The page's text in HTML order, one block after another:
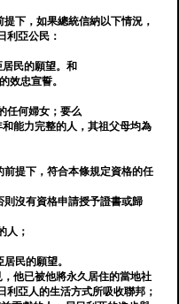
下，如果總統信納以下情況，
利亞公民：
民的願望。和
效忠宣誓。
任何婦女；要么
能力完整的人，其祖父母均為
前提下，符合本條規定資格的任
沒有資格申請授予證書或歸
人；
民的願望。
他已被他將永久居住的當地社
利亞人的生活方式所吸收聯邦；